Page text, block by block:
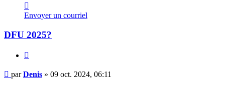
Denis
Envoyer un courriel
DFU 2025?
Message
parDenis » 09 oct. 2024, 06:11